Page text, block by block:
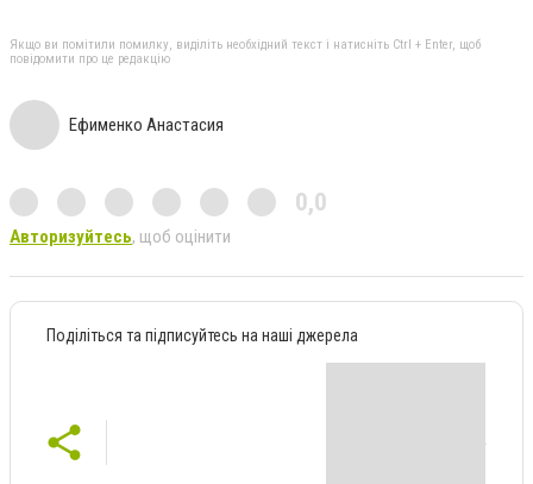
Якщо ви помітили помилку, виділіть необхідний текст і натисніть Ctrl + Enter, щоб
повідомити про це редакцію
Ефименко Анастасия
0,0
Авторизуйтесь, щоб оцінити
Поділіться та підписуйтесь на наші джерела